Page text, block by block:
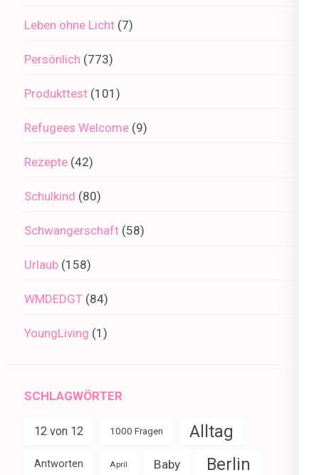
Leben ohne Licht (7)
Persönlich (773)
Produkttest (101)
Refugees Welcome (9)
Rezepte (42)
Schulkind (80)
Schwangerschaft (58)
Urlaub (158)
WMDEDGT (84)
YoungLiving (1)
SCHLAGWÖRTER
12 von 12 1000 Fragen Alltag
Antworten April Baby Berlin